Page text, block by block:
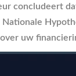
concludeert
uw